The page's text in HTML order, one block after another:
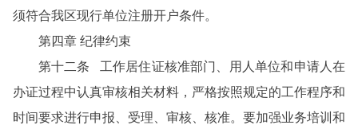
须符合我区现行单位注册开户条件。
第四章 纪律约束
第十二条 工作居住证核准部门、用人单位和申请人在
办证过程中认真审核相关材料，严格按照规定的工作程序和
时间要求进行申报、受理、审核、核准。要加强业务培训和